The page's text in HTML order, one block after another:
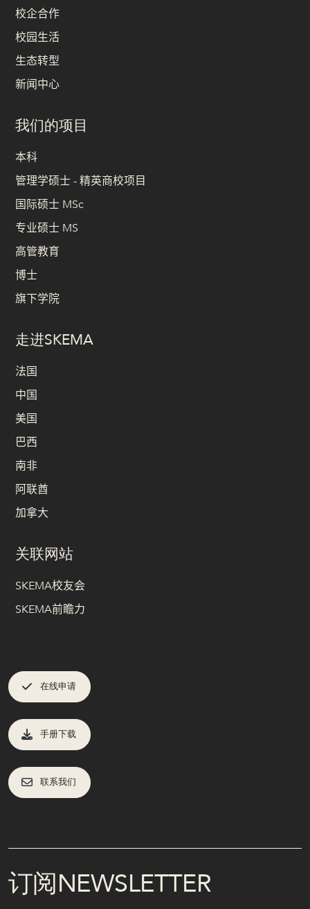
校企合作
校园生活
生态转型
新闻中心
我们的项目
本科
管理学硕士 - 精英商校项目
国际硕士 MSc
专业硕士 MS
高管教育
博士
旗下学院
走进SKEMA
法国
中国
美国
巴西
南非
阿联酋
加拿大
关联网站
SKEMA校友会
SKEMA前瞻力
在线申请
手册下载
联系我们
订阅NEWSLETTER